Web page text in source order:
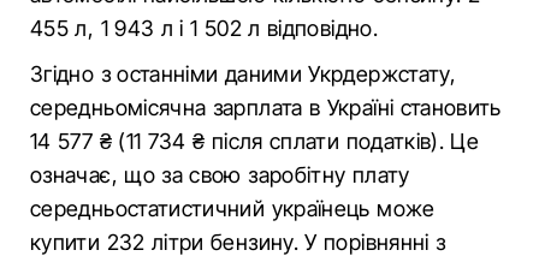
455 л, 1 943 л і 1 502 л відповідно.
Згідно з останніми даними Укрдержстату,
середньомісячна зарплата в Україні становить
14 577 ₴ (11 734 ₴ після сплати податків). Це
означає, що за свою заробітну плату
середньостатистичний українець може
купити 232 літри бензину. У порівнянні з